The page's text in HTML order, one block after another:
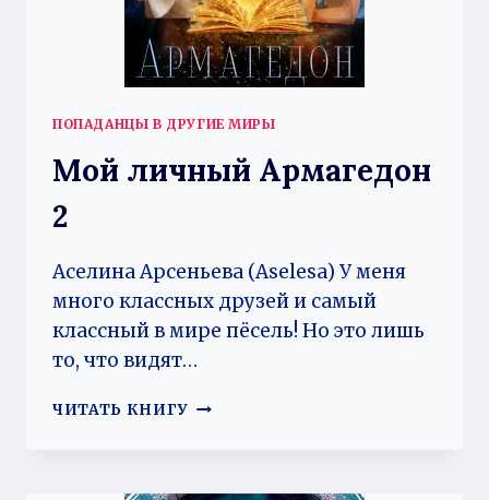
ПОПАДАНЦЫ В ДРУГИЕ МИРЫ
Мой личный Армагедон
2
Аселина Арсеньева (Aselesa) У меня
много классных друзей и самый
классный в мире пёсель! Но это лишь
то, что видят…
ЧИТАТЬ КНИГУ МОЙ